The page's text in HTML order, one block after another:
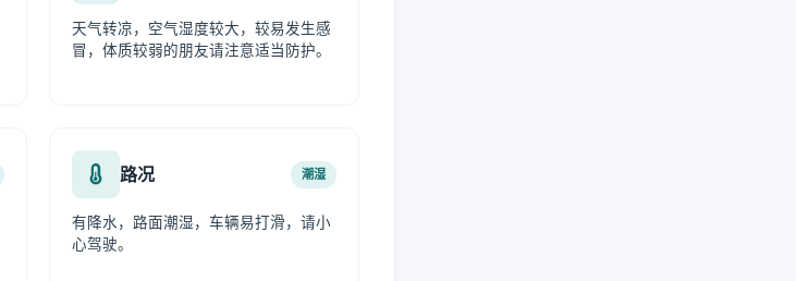
天气转凉，空气湿度较大，较易发生感
冒，体质较弱的朋友请注意适当防护。
路况 潮湿
有降水，路面潮湿，车辆易打滑，请小
心驾驶。